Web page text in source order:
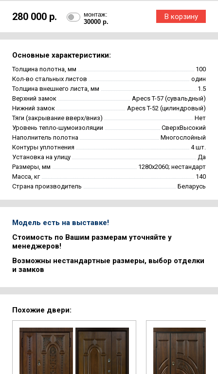
280 000 р.
монтаж:
30000 р.
Основные характеристики:
Толщина полотна, мм
100
Кол-во стальных листов
один
Толщина внешнего листа, мм
1.5
Верхний замок
Apecs T-57 (сувальдный)
Нижний замок
Apecs T-52 (цилиндровый)
Тяги (закрывание вверх/вниз)
Нет
Уровень тепло-шумоизоляции
СверхВысокий
Наполнитель полотна
Многослойный
Контуры уплотнения
4 шт.
Установка на улицу
Да
Размеры, мм
1280х2060; нестандарт
Масса, кг
140
Страна производитель
Беларусь
Модель есть на выставке!
Стоимость по Вашим размерам уточняйте у
менеджеров!
Возможны нестандартные размеры, выбор отделки
и замков
Похожие двери: